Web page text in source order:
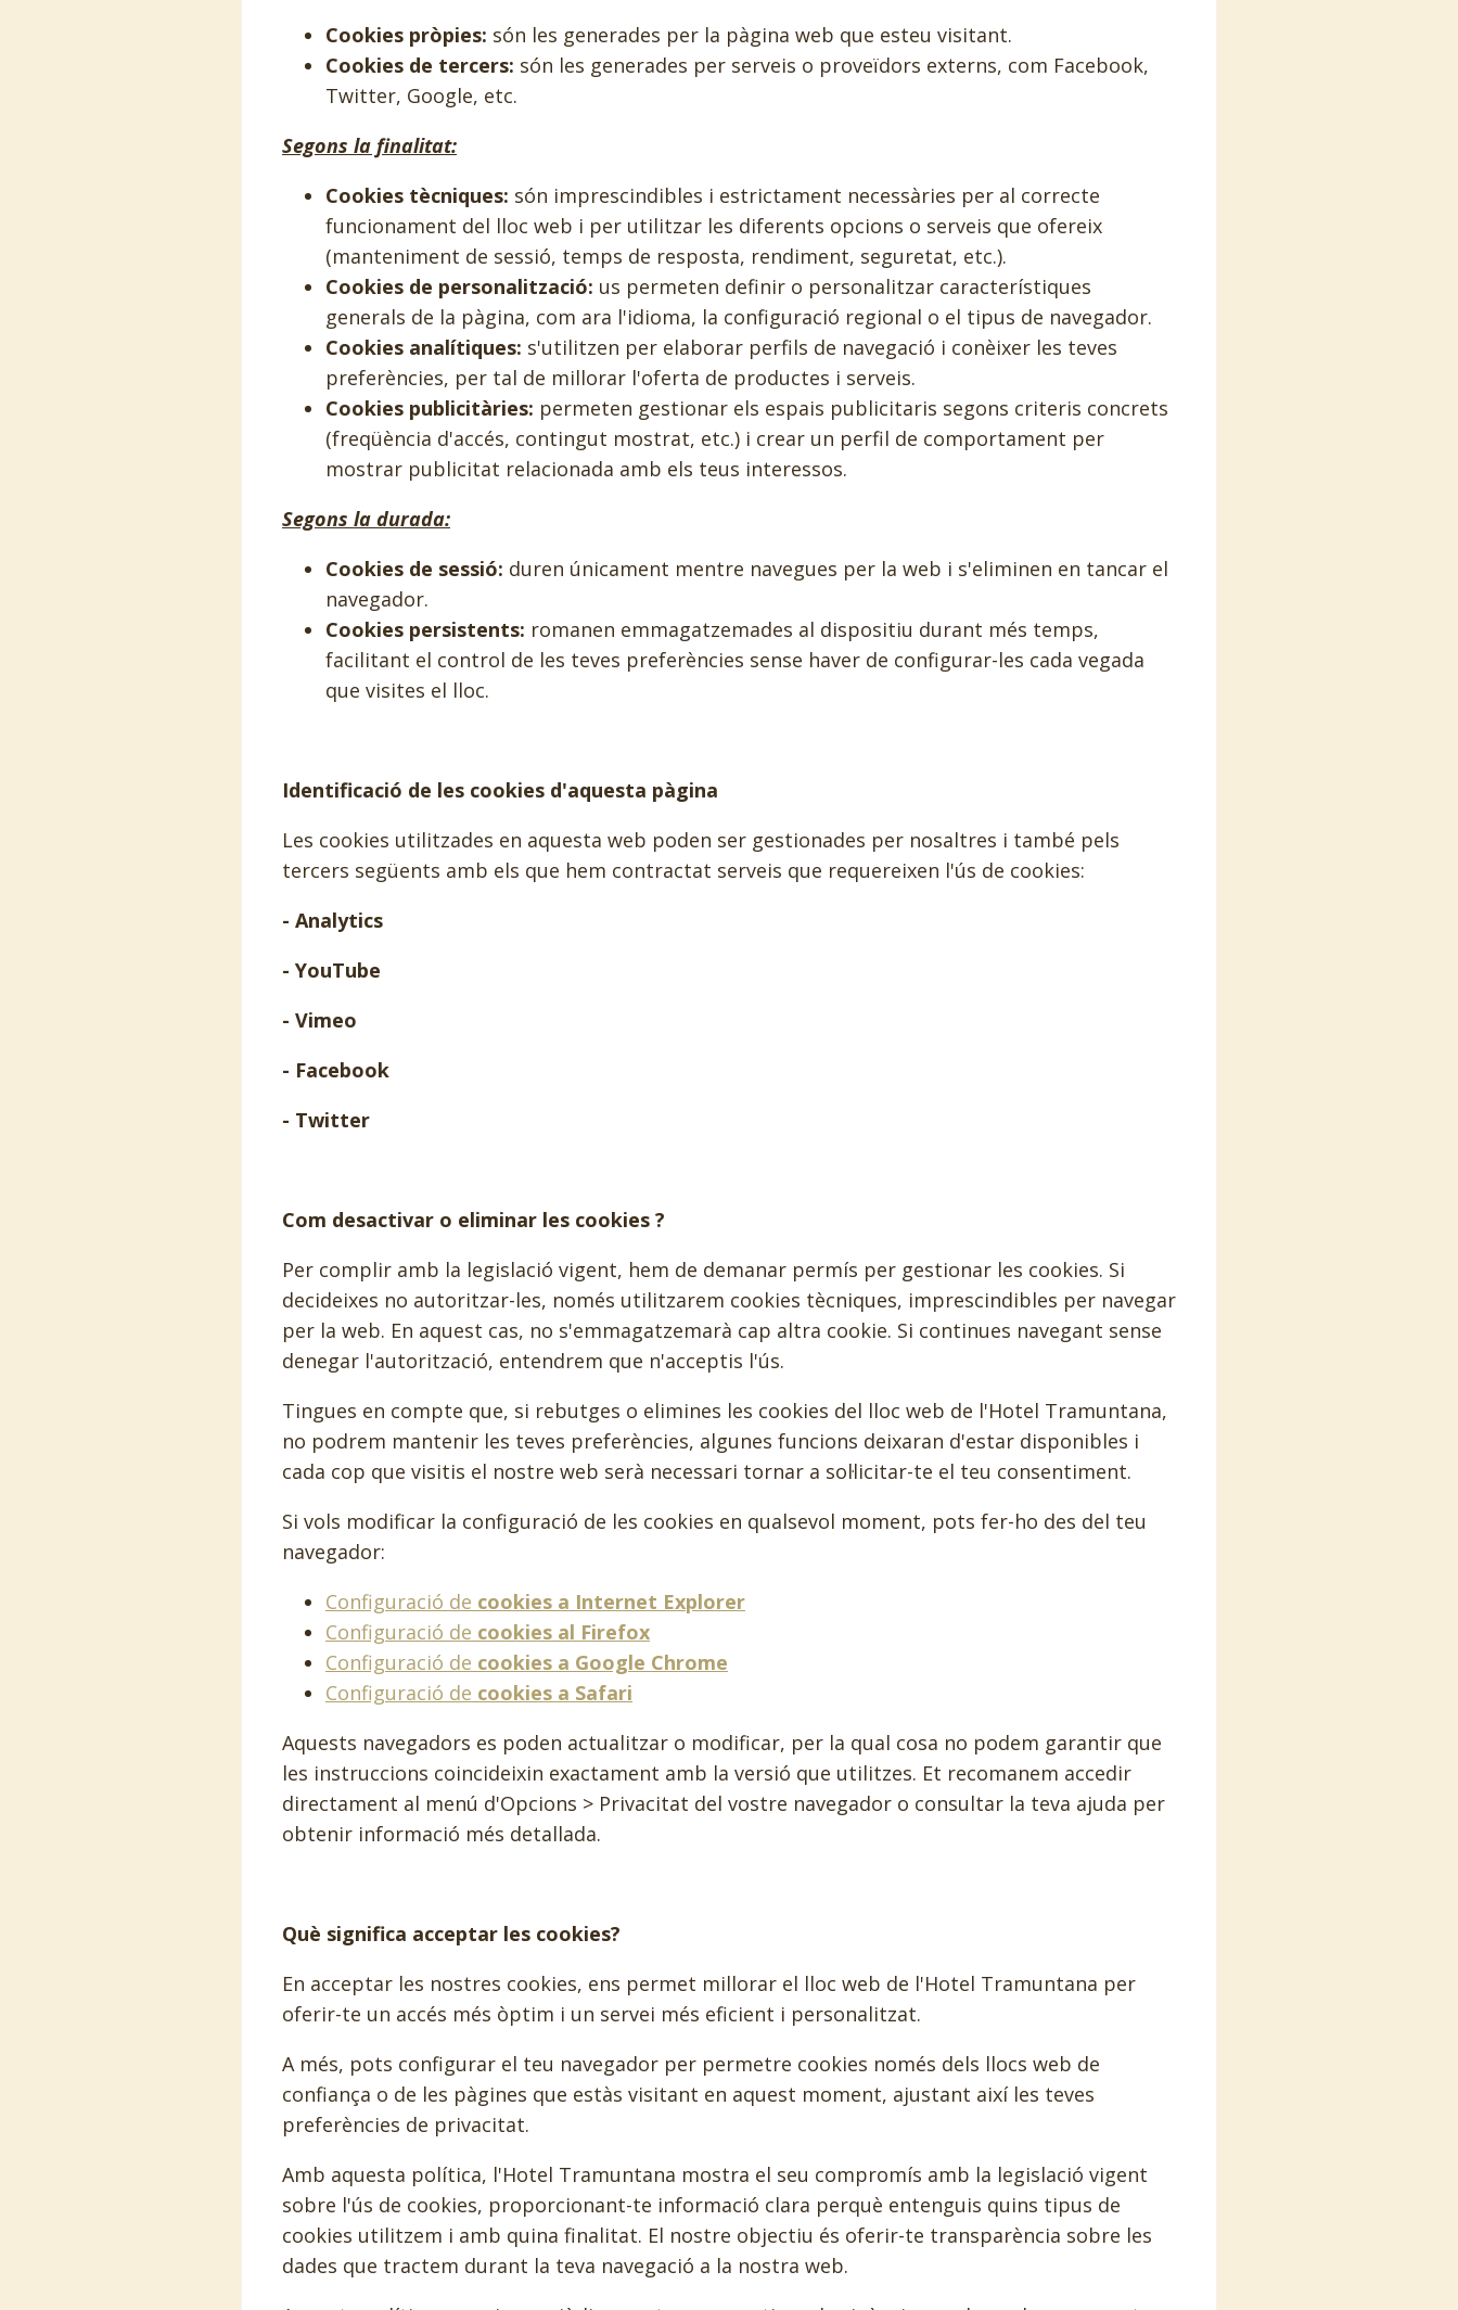
Cookies pròpies: són les generades per la pàgina web que esteu visitant.
Cookies de tercers: són les generades per serveis o proveïdors externs, com Facebook,
Twitter, Google, etc.
Segons la finalitat:
Cookies tècniques: són imprescindibles i estrictament necessàries per al correcte
funcionament del lloc web i per utilitzar les diferents opcions o serveis que ofereix
(manteniment de sessió, temps de resposta, rendiment, seguretat, etc.).
Cookies de personalització: us permeten definir o personalitzar característiques
generals de la pàgina, com ara l'idioma, la configuració regional o el tipus de navegador.
Cookies analítiques: s'utilitzen per elaborar perfils de navegació i conèixer les teves
preferències, per tal de millorar l'oferta de productes i serveis.
Cookies publicitàries: permeten gestionar els espais publicitaris segons criteris concrets
(freqüència d'accés, contingut mostrat, etc.) i crear un perfil de comportament per
mostrar publicitat relacionada amb els teus interessos.
Segons la durada:
Cookies de sessió: duren únicament mentre navegues per la web i s'eliminen en tancar el
navegador.
Cookies persistents: romanen emmagatzemades al dispositiu durant més temps,
facilitant el control de les teves preferències sense haver de configurar-les cada vegada
que visites el lloc.
Identificació de les cookies d'aquesta pàgina
Les cookies utilitzades en aquesta web poden ser gestionades per nosaltres i també pels
tercers següents amb els que hem contractat serveis que requereixen l'ús de cookies:
- Analytics
- YouTube
- Vimeo
- Facebook
- Twitter
Com desactivar o eliminar les cookies ?
Per complir amb la legislació vigent, hem de demanar permís per gestionar les cookies. Si
decideixes no autoritzar-les, només utilitzarem cookies tècniques, imprescindibles per navegar
per la web. En aquest cas, no s'emmagatzemarà cap altra cookie. Si continues navegant sense
denegar l'autorització, entendrem que n'acceptis l'ús.
Tingues en compte que, si rebutges o elimines les cookies del lloc web de l'Hotel Tramuntana,
no podrem mantenir les teves preferències, algunes funcions deixaran d'estar disponibles i
cada cop que visitis el nostre web serà necessari tornar a sol·licitar-te el teu consentiment.
Si vols modificar la configuració de les cookies en qualsevol moment, pots fer-ho des del teu
navegador:
Configuració de cookies a Internet Explorer
Configuració de cookies al Firefox
Configuració de cookies a Google Chrome
Configuració de cookies a Safari
Aquests navegadors es poden actualitzar o modificar, per la qual cosa no podem garantir que
les instruccions coincideixin exactament amb la versió que utilitzes. Et recomanem accedir
directament al menú d'Opcions > Privacitat del vostre navegador o consultar la teva ajuda per
obtenir informació més detallada.
Què significa acceptar les cookies?
En acceptar les nostres cookies, ens permet millorar el lloc web de l'Hotel Tramuntana per
oferir-te un accés més òptim i un servei més eficient i personalitzat.
A més, pots configurar el teu navegador per permetre cookies només dels llocs web de
confiança o de les pàgines que estàs visitant en aquest moment, ajustant així les teves
preferències de privacitat.
Amb aquesta política, l'Hotel Tramuntana mostra el seu compromís amb la legislació vigent
sobre l'ús de cookies, proporcionant-te informació clara perquè entenguis quins tipus de
cookies utilitzem i amb quina finalitat. El nostre objectiu és oferir-te transparència sobre les
dades que tractem durant la teva navegació a la nostra web.